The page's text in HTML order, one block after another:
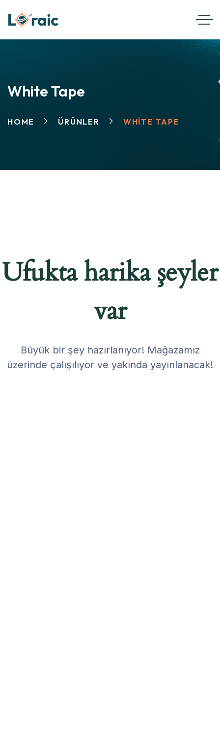
White Tape
HOME ÜRÜNLER WHITE TAPE
Ufukta harika şeyler
var
Büyük bir şey hazırlanıyor! Mağazamız
üzerinde çalışılıyor ve yakında yayınlanacak!